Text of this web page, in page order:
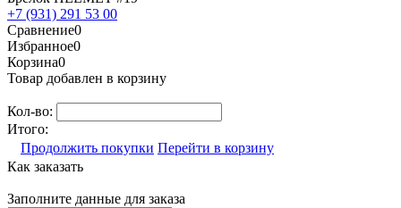
+7 (931) 291 53 00
Сравнение0
Избранное0
Корзина0
Товар добавлен в корзину
Кол-во:
Итого:
Продолжить покупки Перейти в корзину
Как заказать
Заполните данные для заказа